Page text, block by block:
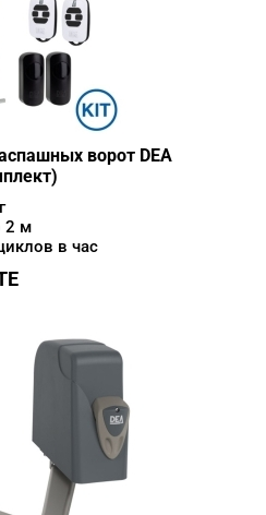
ворот DEA
2 м
в час